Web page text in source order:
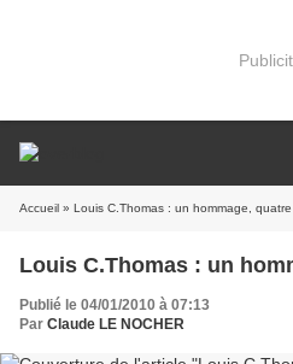
Accueil » Louis C.Thomas : un hommage,
Louis C.Thomas : un
Publié le 04/01/2010 à 07:13
Par Claude LE NOCHER